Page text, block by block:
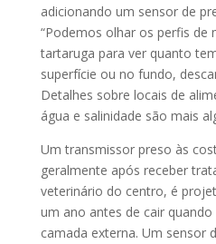
adicionando um sensor de
“Podemos olhar os perfis de
tartaruga para ver quanto
superfície ou no fundo,
Detalhes sobre locais de
água e salinidade são mais
Um transmissor preso às
geralmente após receber
veterinário do centro, é
um ano antes de cair
camada externa. Um sensor